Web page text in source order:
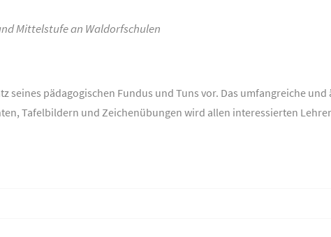
Mittelstufe an Waldorfschulen
seines pädagogischen Fundus und Tuns vor. Das umfangreiche
Tafelbildern und Zeichenübungen wird allen interessierten